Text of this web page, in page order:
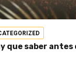
que saber antes